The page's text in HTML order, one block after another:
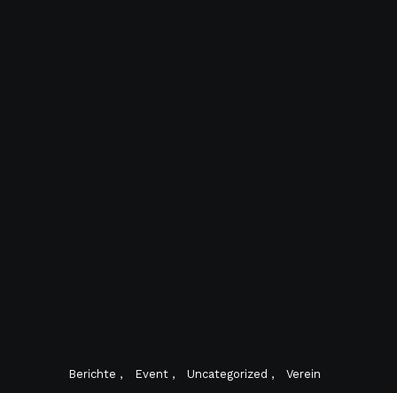
Berichte Event Uncategorized Verein